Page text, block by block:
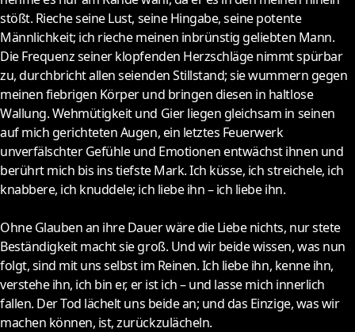
stößt. Rieche seine Lust, seine Hingabe, seine potente
Männlichkeit; ich rieche meinen inbrünstig geliebten Mann.
Die Frequenz seiner klopfenden Herzschläge nimmt spürbar
zu, durchbricht allen seienden Stillstand; sie wummern gegen
meinen fiebrigen Körper und bringen diesen in haltlose
Wallung. Wehmütigkeit und Gier liegen gleichsam in seinen
auf mich gerichteten Augen, ein letztes Feuerwerk
unverfälschter Gefühle und Emotionen entwächst ihnen und
berührt mich bis ins tiefste Mark. Ich küsse, ich streichele, ich
knabbere, ich knuddele; ich liebe ihn – ich liebe ihn.
Ohne Glauben an ihre Dauer wäre die Liebe nichts, nur stete
Beständigkeit macht sie groß. Und wir beide wissen, was nun
folgt, sind mit uns selbst im Reinen. Ich liebe ihn, kenne ihn,
verstehe ihn, ich bin er, er ist ich – und lasse mich innerlich
fallen. Der Tod lächelt uns beide an; und das Einzige, was wir
machen können, ist, zurückzulächeln.